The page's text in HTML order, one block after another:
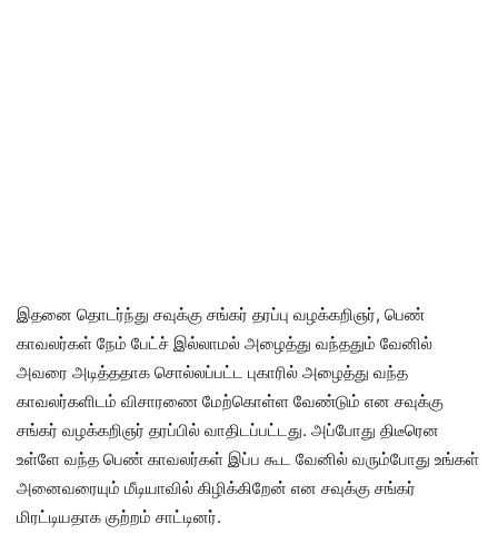
இதனை தொடர்ந்து சவுக்கு சங்கர் தரப்பு வழக்கறிஞர், பெண்
காவலர்கள் நேம் பேட்ச் இல்லாமல் அழைத்து வந்ததும் வேனில்
அவரை அடித்ததாக சொல்லப்பட்ட புகாரில் அழைத்து வந்த
காவலர்களிடம் விசாரணை மேற்கொள்ள வேண்டும் என சவுக்கு
சங்கர் வழக்கறிஞர் தரப்பில் வாதிடப்பட்டது. அப்போது திடீரென
உள்ளே வந்த பெண் காவலர்கள் இப்ப கூட வேனில் வரும்போது உங்கள்
அனைவரையும் மீடியாவில் கிழிக்கிறேன் என சவுக்கு சங்கர்
மிரட்டியதாக குற்றம் சாட்டினர்.